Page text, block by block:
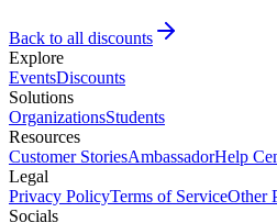
Back to all discounts
Explore
EventsDiscounts
Solutions
OrganizationsStudents
Resources
Customer StoriesAmbassadorHelp
Legal
Privacy PolicyTerms of ServiceOther
Socials